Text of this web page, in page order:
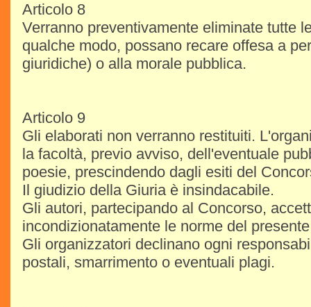
Articolo 8
Verranno preventivamente eliminate tutte
qualche modo, possano recare offesa a
giuridiche) o alla morale pubblica.
Articolo 9
Gli elaborati non verranno restituiti.
la facoltà, previo avviso, dell'eventuale
poesie, prescindendo dagli esiti del
Il giudizio della Giuria è insindacabile.
Gli autori, partecipando al Concorso,
incondizionatamente le norme del
Gli organizzatori declinano ogni
postali, smarrimento o eventuali plagi.